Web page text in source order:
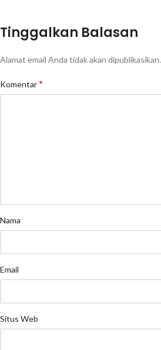
Tinggalkan Balasan
Alamat email Anda tidak akan dipublikasikan.
Komentar*
Nama
Email
Situs Web